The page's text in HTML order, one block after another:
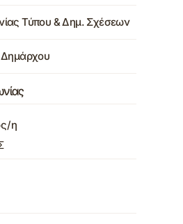
Τύπου & Δημ. Σχέσεων
Δημάρχου
η